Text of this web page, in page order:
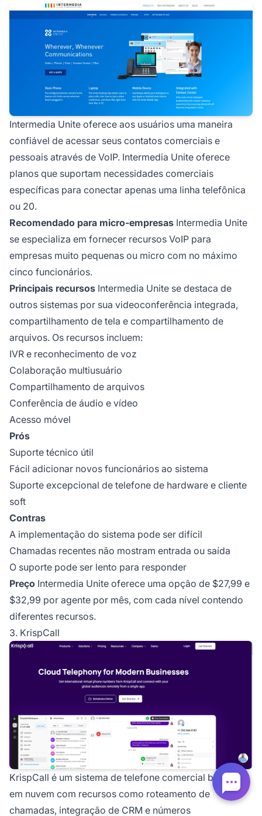
Intermedia Unite oferece aos usuários uma maneira
confiável de acessar seus contatos comerciais e
pessoais através de VoIP. Intermedia Unite oferece
planos que suportam necessidades comerciais
específicas para conectar apenas uma linha telefônica
ou 20.
Recomendado para micro-empresas Intermedia Unite
se especializa em fornecer recursos VoIP para
empresas muito pequenas ou micro com no máximo
cinco funcionários.
Principais recursos Intermedia Unite se destaca de
outros sistemas por sua videoconferência integrada,
compartilhamento de tela e compartilhamento de
arquivos. Os recursos incluem:
IVR e reconhecimento de voz
Colaboração multiusuário
Compartilhamento de arquivos
Conferência de áudio e vídeo
Acesso móvel
Prós
Suporte técnico útil
Fácil adicionar novos funcionários ao sistema
Suporte excepcional de telefone de hardware e cliente
soft
Contras
A implementação do sistema pode ser difícil
Chamadas recentes não mostram entrada ou saída
O suporte pode ser lento para responder
Preço Intermedia Unite oferece uma opção de $27,99 e
$32,99 por agente por mês, com cada nível contendo
diferentes recursos.
3. KrispCall
KrispCall é um sistema de telefone comercial baseado
em nuvem com recursos como roteamento de
chamadas, integração de CRM e números